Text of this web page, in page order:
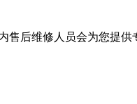
后维修人员会为您提